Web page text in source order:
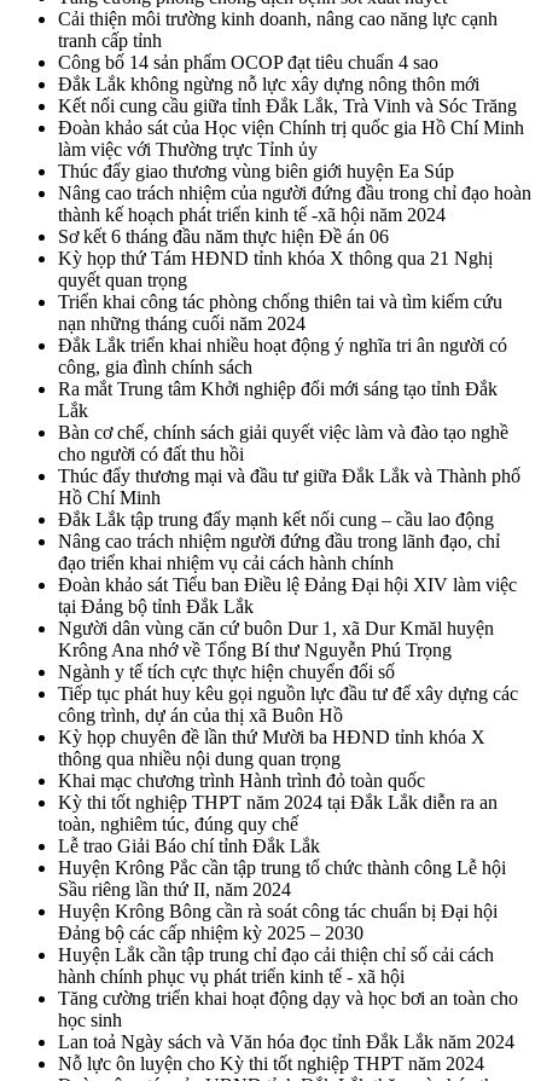
Cải thiện môi trường kinh doanh, nâng cao năng lực cạnh
tranh cấp tỉnh
Công bố 14 sản phẩm OCOP đạt tiêu chuẩn 4 sao
Đắk Lắk không ngừng nỗ lực xây dựng nông thôn mới
Kết nối cung cầu giữa tỉnh Đắk Lắk, Trà Vinh và Sóc Trăng
Đoàn khảo sát của Học viện Chính trị quốc gia Hồ Chí Minh
làm việc với Thường trực Tỉnh ủy
Thúc đẩy giao thương vùng biên giới huyện Ea Súp
Nâng cao trách nhiệm của người đứng đầu trong chỉ đạo hoàn
thành kế hoạch phát triển kinh tế -xã hội năm 2024
Sơ kết 6 tháng đầu năm thực hiện Đề án 06
Kỳ họp thứ Tám HĐND tỉnh khóa X thông qua 21 Nghị
quyết quan trọng
Triển khai công tác phòng chống thiên tai và tìm kiếm cứu
nạn những tháng cuối năm 2024
Đắk Lắk triển khai nhiều hoạt động ý nghĩa tri ân người có
công, gia đình chính sách
Ra mắt Trung tâm Khởi nghiệp đổi mới sáng tạo tỉnh Đắk
Lắk
Bàn cơ chế, chính sách giải quyết việc làm và đào tạo nghề
cho người có đất thu hồi
Thúc đẩy thương mại và đầu tư giữa Đắk Lắk và Thành phố
Hồ Chí Minh
Đắk Lắk tập trung đẩy mạnh kết nối cung – cầu lao động
Nâng cao trách nhiệm người đứng đầu trong lãnh đạo, chỉ
đạo triển khai nhiệm vụ cải cách hành chính
Đoàn khảo sát Tiểu ban Điều lệ Đảng Đại hội XIV làm việc
tại Đảng bộ tỉnh Đắk Lắk
Người dân vùng căn cứ buôn Dur 1, xã Dur Kmăl huyện
Krông Ana nhớ về Tổng Bí thư Nguyễn Phú Trọng
Ngành y tế tích cực thực hiện chuyển đổi số
Tiếp tục phát huy kêu gọi nguồn lực đầu tư để xây dựng các
công trình, dự án của thị xã Buôn Hồ
Kỳ họp chuyên đề lần thứ Mười ba HĐND tỉnh khóa X
thông qua nhiều nội dung quan trọng
Khai mạc chương trình Hành trình đỏ toàn quốc
Kỳ thi tốt nghiệp THPT năm 2024 tại Đắk Lắk diễn ra an
toàn, nghiêm túc, đúng quy chế
Lễ trao Giải Báo chí tỉnh Đắk Lắk
Huyện Krông Pắc cần tập trung tổ chức thành công Lễ hội
Sầu riêng lần thứ II, năm 2024
Huyện Krông Bông cần rà soát công tác chuẩn bị Đại hội
Đảng bộ các cấp nhiệm kỳ 2025 – 2030
Huyện Lắk cần tập trung chỉ đạo cải thiện chỉ số cải cách
hành chính phục vụ phát triển kinh tế - xã hội
Tăng cường triển khai hoạt động dạy và học bơi an toàn cho
học sinh
Lan toả Ngày sách và Văn hóa đọc tỉnh Đắk Lắk năm 2024
Nỗ lực ôn luyện cho Kỳ thi tốt nghiệp THPT năm 2024